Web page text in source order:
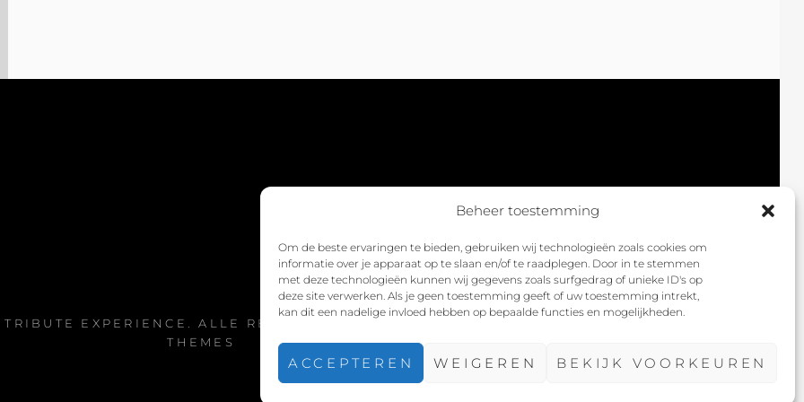
Beheer toestemming
Om de beste ervaringen te bieden, gebruiken wij technologieën zoals cookies om
informatie over je apparaat op te slaan en/of te raadplegen. Door in te stemmen
met deze technologieën kunnen wij gegevens zoals surfgedrag of unieke ID's op
deze site verwerken. Als je geen toestemming geeft of uw toestemming intrekt,
kan dit een nadelige invloed hebben op bepaalde functies en mogelijkheden.
ACCEPTEREN WEIGEREN BEKIJK VOORKEUREN
EXPERIENCE . ALLE RECHTEN VOORBEHOUDEN. | FOTOGRAFIE DOOR
THEMES